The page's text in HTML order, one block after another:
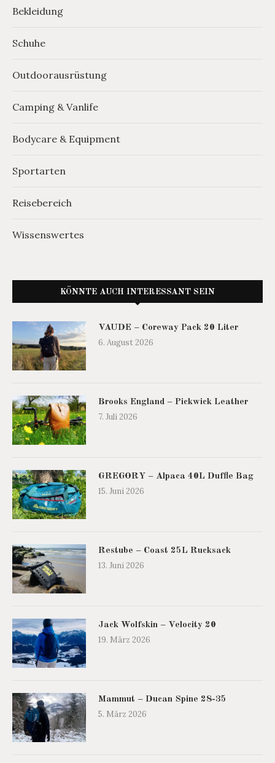
Bekleidung
Schuhe
Outdoorausrüstung
Camping & Vanlife
Bodycare & Equipment
Sportarten
Reisebereich
Wissenswertes
KÖNNTE AUCH INTERESSANT SEIN
VAUDE – Coreway Pack 20 Liter
6. August 2026
Brooks England – Pickwick Leather
7. Juli 2026
GREGORY – Alpaca 40L Duffle Bag
15. Juni 2026
Restube – Coast 25L Rucksack
13. Juni 2026
Jack Wolfskin – Velocity 20
19. März 2026
Mammut – Ducan Spine 28-35
5. März 2026